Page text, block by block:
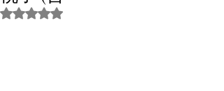
評等為 NaN（最高為 5 顆星）。